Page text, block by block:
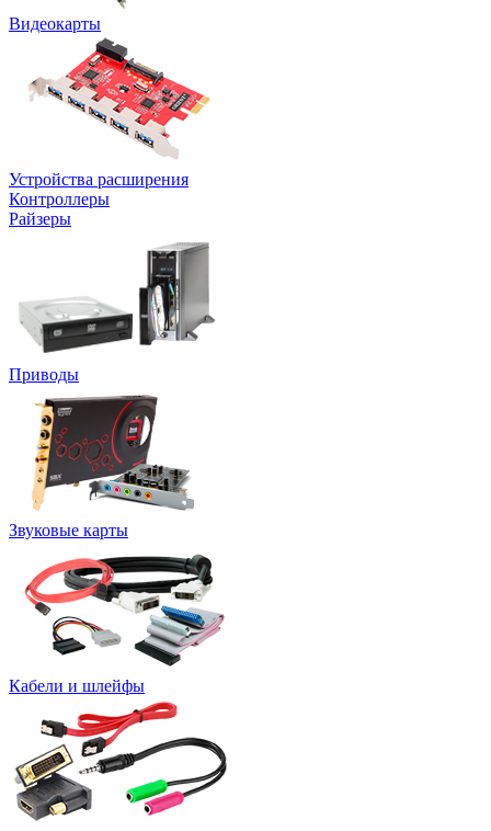
Видеокарты
Устройства расширения
Контроллеры
Райзеры
Приводы
Звуковые карты
Кабели и шлейфы